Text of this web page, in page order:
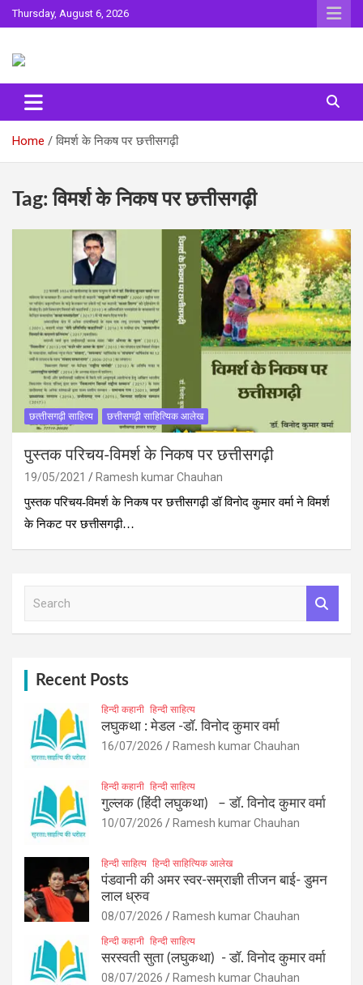
Skip
to
Thursday, August 6, 2026
Surta
Home विमर्श के निकष पर छत्तीसगढ़ी
Tag:विमर्श के निकष पर छत्तीसगढ़ी
छत्‍तीसगढ़ी साहित्‍य छत्तीसगढ़ी साहित्यिक आलेख
पुस्‍तक परिचय-विमर्श के निकष पर छत्तीसगढ़ी
19/05/2021
Ramesh kumar Chauhan
पुस्‍तक परिचय-विमर्श के निकष पर छत्तीसगढ़ी डॉ विनोद कुमार वर्मा ने विमर्श
के निकट पर छत्तीसगढ़ी…
Recent Posts
हिन्दी कहानी हिन्दी साहित्य
लघुकथा : मेडल -डॉ. विनोद कुमार वर्मा
16/07/2026 Ramesh kumar Chauhan
हिन्दी कहानी हिन्दी साहित्य
गुल्लक (हिंदी लघुकथा) – डॉ. विनोद कुमार वर्मा
10/07/2026 Ramesh kumar Chauhan
हिन्दी साहित्य हिन्दी साहित्यिक आलेख
पंडवानी की अमर स्वर-सम्राज्ञी तीजन बाई- डुमन
लाल ध्रुव
08/07/2026 Ramesh kumar Chauhan
हिन्दी कहानी हिन्दी साहित्य
सरस्वती सुता (लघुकथा) ​- डॉ. विनोद कुमार वर्मा
08/07/2026 Ramesh kumar Chauhan